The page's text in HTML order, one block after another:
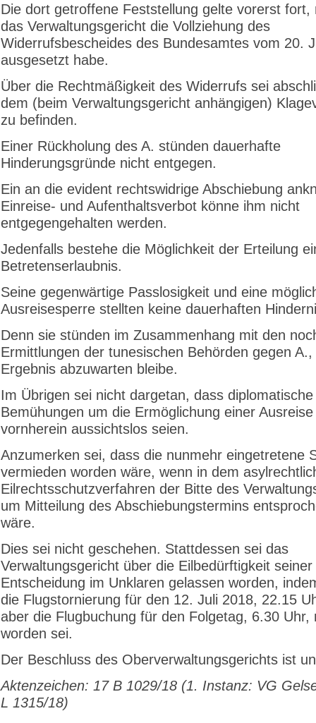
Die dort getroffene Feststellung gelte vorerst fort,
das Verwaltungsgericht die Vollziehung des
Widerrufsbescheides des Bundesamtes vom 20.
ausgesetzt habe.
Über die Rechtmäßigkeit des Widerrufs sei
dem (beim Verwaltungsgericht anhängigen)
zu befinden.
Einer Rückholung des A. stünden dauerhafte
Hinderungsgründe nicht entgegen.
Ein an die evident rechtswidrige Abschiebung
Einreise- und Aufenthaltsverbot könne ihm nicht
entgegengehalten werden.
Jedenfalls bestehe die Möglichkeit der Erteilung
Betretenserlaubnis.
Seine gegenwärtige Passlosigkeit und eine
Ausreisesperre stellten keine dauerhaften
Denn sie stünden im Zusammenhang mit den
Ermittlungen der tunesischen Behörden gegen
Ergebnis abzuwarten bleibe.
Im Übrigen sei nicht dargetan, dass diplomatische
Bemühungen um die Ermöglichung einer
vornherein aussichtslos seien.
Anzumerken sei, dass die nunmehr eingetretene
vermieden worden wäre, wenn in dem
Eilrechtsschutzverfahren der Bitte des
um Mitteilung des Abschiebungstermins
wäre.
Dies sei nicht geschehen. Stattdessen sei das
Verwaltungsgericht über die Eilbedürftigkeit seiner
Entscheidung im Unklaren gelassen worden,
die Flugstornierung für den 12. Juli 2018, 22.15
aber die Flugbuchung für den Folgetag, 6.30 Uhr,
worden sei.
Der Beschluss des Oberverwaltungsgerichts ist
Aktenzeichen: 17 B 1029/18 (1. Instanz: VG
L 1315/18)